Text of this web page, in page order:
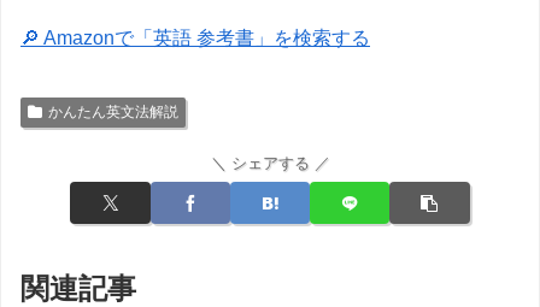
🔎 Amazonで「英語 参考書」を検索する
かんたん英文法解説
＼ シェアする ／
関連記事